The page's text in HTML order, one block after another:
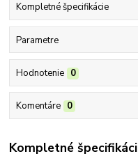
Kompletné špecifikácie
Parametre
Hodnotenie 0
Komentáre 0
Kompletné